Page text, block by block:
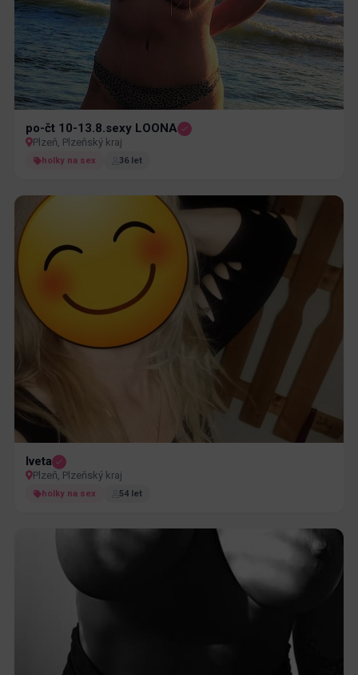
po-čt 10-13.8.sexy LOONA
Plzeň, Plzeňský kraj
holky na sex 36 let
Iveta
Plzeň, Plzeňský kraj
holky na sex 54 let